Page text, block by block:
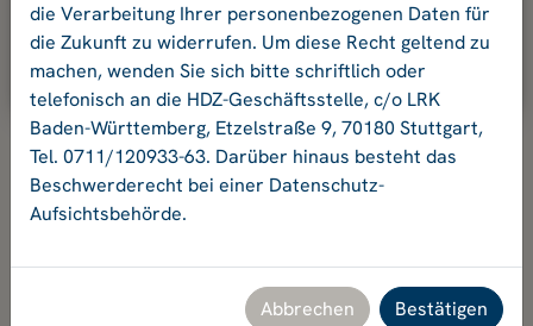
Ok
Hochschuldidaktikzentrum Baden-Württemberg
Etzelstraße 9, 70180 Stuttgart, Tel. +49 711 120933-63,
die Verarbeitung Ihrer personenbezogenen Daten für
die Zukunft zu widerrufen. Um diese Recht geltend zu
machen, wenden Sie sich bitte schriftlich oder
telefonisch an die HDZ-Geschäftsstelle, c/o LRK
Baden-Württemberg, Etzelstraße 9, 70180 Stuttgart,
Tel. 0711/120933-63. Darüber hinaus besteht das
Beschwerderecht bei einer Datenschutz-
Aufsichtsbehörde.
Abbrechen Bestätigen